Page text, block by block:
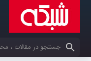
کلمات کلیدی خود را